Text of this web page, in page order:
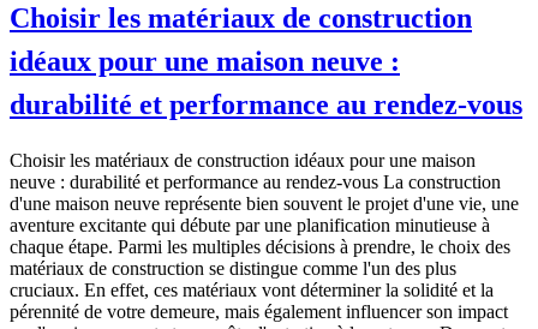
Choisir les matériaux de construction
idéaux pour une maison neuve :
durabilité et performance au rendez-vous
Choisir les matériaux de construction idéaux pour une maison
neuve : durabilité et performance au rendez-vous La construction
d'une maison neuve représente bien souvent le projet d'une vie, une
aventure excitante qui débute par une planification minutieuse à
chaque étape. Parmi les multiples décisions à prendre, le choix des
matériaux de construction se distingue comme l'un des plus
cruciaux. En effet, ces matériaux vont déterminer la solidité et la
pérennité de votre demeure, mais également influencer son impact